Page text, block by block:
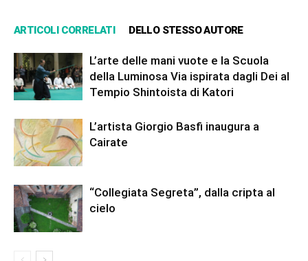
ARTICOLI CORRELATI DELLO STESSO AUTORE
L’arte delle mani vuote e la Scuola
della Luminosa Via ispirata dagli Dei al
Tempio Shintoista di Katori
L’artista Giorgio Basfi inaugura a
Cairate
“Collegiata Segreta”, dalla cripta al
cielo